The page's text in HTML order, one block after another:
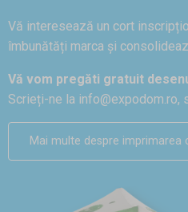
Vă interesează un cort
îmbunătăți marca și
Vă vom pregăti gratuit
Scrieți-ne la info@expodom.ro,
Mai multe despre imprimarea